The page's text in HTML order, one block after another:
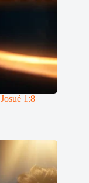
1:8